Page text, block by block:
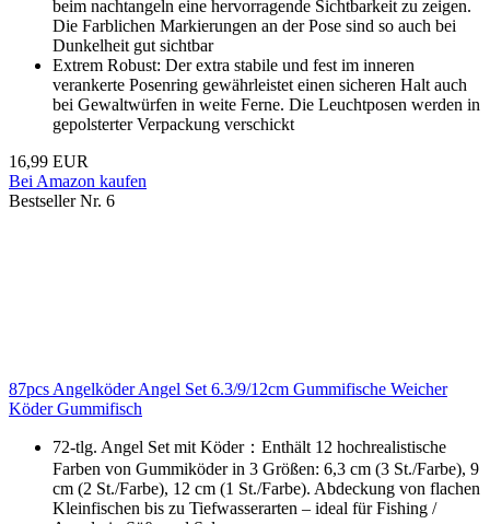
beim nachtangeln eine hervorragende Sichtbarkeit zu zeigen.
Die Farblichen Markierungen an der Pose sind so auch bei
Dunkelheit gut sichtbar
Extrem Robust: Der extra stabile und fest im inneren
verankerte Posenring gewährleistet einen sicheren Halt auch
bei Gewaltwürfen in weite Ferne. Die Leuchtposen werden in
gepolsterter Verpackung verschickt
16,99 EUR
Bei Amazon kaufen
Bestseller Nr. 6
87pcs Angelköder Angel Set 6.3/9/12cm Gummifische Weicher
Köder Gummifisch
72-tlg. Angel Set mit Köder：Enthält 12 hochrealistische
Farben von Gummiköder in 3 Größen: 6,3 cm (3 St./Farbe), 9
cm (2 St./Farbe), 12 cm (1 St./Farbe). Abdeckung von flachen
Kleinfischen bis zu Tiefwasserarten – ideal für Fishing /